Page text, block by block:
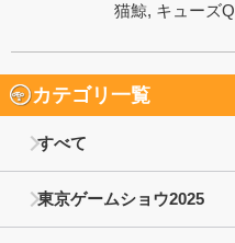
猫鯨, キューズQ
カテゴリ一覧
すべて
東京ゲームショウ2025